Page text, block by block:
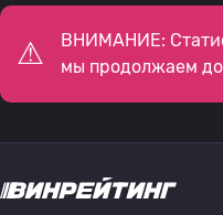
ВНИМАНИЕ:
мы продолжаем